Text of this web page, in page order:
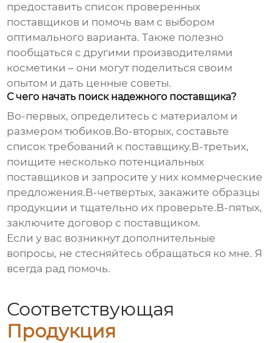
предоставить список проверенных
поставщиков и помочь вам с выбором
оптимального варианта. Также полезно
пообщаться с другими производителями
косметики – они могут поделиться своим
опытом и дать ценные советы.
С чего начать поиск надежного поставщика?
Во-первых, определитесь с материалом и
размером тюбиков.Во-вторых, составьте
список требований к поставщику.В-третьих,
поищите несколько потенциальных
поставщиков и запросите у них коммерческие
предложения.В-четвертых, закажите образцы
продукции и тщательно их проверьте.В-пятых,
заключите договор с поставщиком.
Если у вас возникнут дополнительные
вопросы, не стесняйтесь обращаться ко мне. Я
всегда рад помочь.
Соответствующая
Продукция